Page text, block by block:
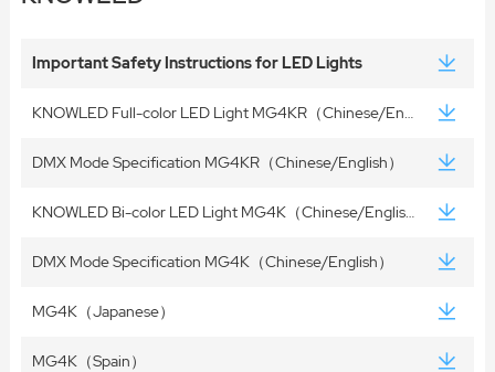
Important Safety Instructions for LED Lights
KNOWLED Full-color LED Light MG4KR（Chinese/English）
DMX Mode Specification MG4KR（Chinese/English）
KNOWLED Bi-color LED Light MG4K（Chinese/English）
DMX Mode Specification MG4K（Chinese/English）
MG4K（Japanese）
MG4K（Spain）